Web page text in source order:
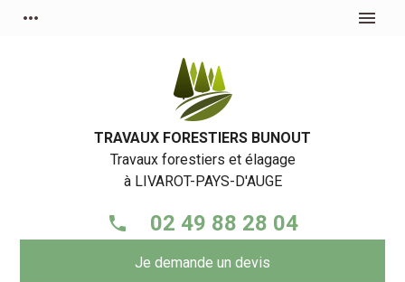
more_horiz menu
TRAVAUX FORESTIERS BUNOUT
Travaux forestiers et élagage
à LIVAROT-PAYS-D'AUGE
phone 02 49 88 28 04
Je demande un devis